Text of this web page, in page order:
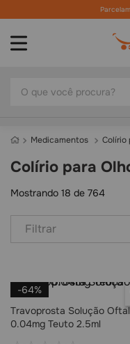
Medicamentos Colírio
Colírio para
Mostrando 18 de 764
Filtrar
-64%
Travoprosta Solução Oftal
0.04mg Teuto 2.5ml